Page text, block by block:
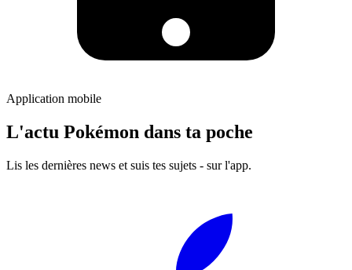
Application mobile
L'actu Pokémon dans ta poche
Lis les dernières news et suis tes sujets - sur l'app.